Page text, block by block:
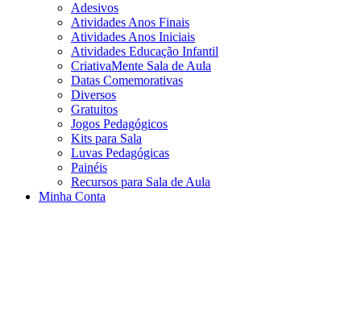
Adesivos
Atividades Anos Finais
Atividades Anos Iniciais
Atividades Educação Infantil
CriativaMente Sala de Aula
Datas Comemorativas
Diversos
Gratuitos
Jogos Pedagógicos
Kits para Sala
Luvas Pedagógicas
Painéis
Recursos para Sala de Aula
Minha Conta